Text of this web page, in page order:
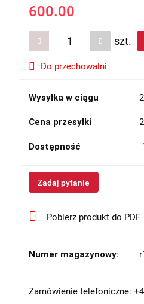
600.00
szt.
Do przechowalni
Wysyłka w ciągu
Cena przesyłki
Dostępność
Zadaj pytanie
Pobierz produkt do PDF
Numer magazynowy:
Zamówienie telefoniczne: